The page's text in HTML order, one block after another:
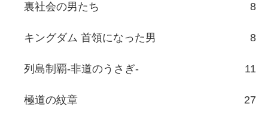
裏社会の男たち 8
キングダム 首領になった男 8
列島制覇-非道のうさぎ- 11
極道の紋章 27